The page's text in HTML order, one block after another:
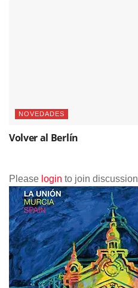
NOVEDADES
Volver al Berlín
Please login to join discussion